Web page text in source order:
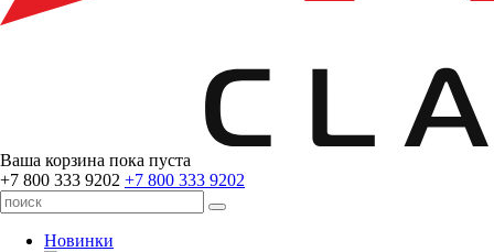
Ваша корзина пока пуста
+7 800 333 9202 +7 800 333 9202
Новинки